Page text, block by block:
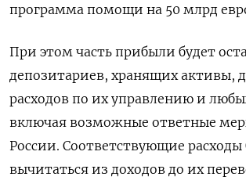
программа помощи на 50 млрд
При этом часть прибыли будет
депозитариев, хранящих активы,
расходов по их управлению и
включая возможные ответные
России. Соответствующие расходы
вычитаться из доходов до их